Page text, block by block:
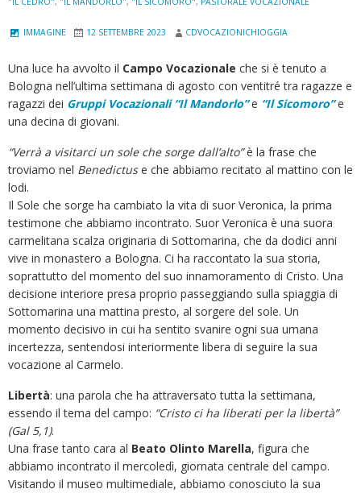
IMMAGINE 12 SETTEMBRE 2023 CDVOCAZIONICHIOGGIA
Una luce ha avvolto il Campo Vocazionale che si è tenuto a
Bologna nell’ultima settimana di agosto con ventitré tra ragazze e
ragazzi dei Gruppi Vocazionali “Il Mandorlo”e “Il Sicomoro”e
una decina di giovani.
“Verrà a visitarci un sole che sorge dall’alto”è la frase che
troviamo nel Benedictuse che abbiamo recitato al mattino con le
lodi.
Il Sole che sorge ha cambiato la vita di suor Veronica, la prima
testimone che abbiamo incontrato. Suor Veronica è una suora
carmelitana scalza originaria di Sottomarina, che da dodici anni
vive in monastero a Bologna. Ci ha raccontato la sua storia,
soprattutto del momento del suo innamoramento di Cristo. Una
decisione interiore presa proprio passeggiando sulla spiaggia di
Sottomarina una mattina presto, al sorgere del sole. Un
momento decisivo in cui ha sentito svanire ogni sua umana
incertezza, sentendosi interiormente libera di seguire la sua
vocazione al Carmelo.
Libertà: una parola che ha attraversato tutta la settimana,
essendo il tema del campo: “Cristo ci ha liberati per la libertà”
(Gal 5,1).
Una frase tanto cara al Beato Olinto Marella, figura che
abbiamo incontrato il mercoledì, giornata centrale del campo.
Visitando il museo multimediale, abbiamo conosciuto la sua